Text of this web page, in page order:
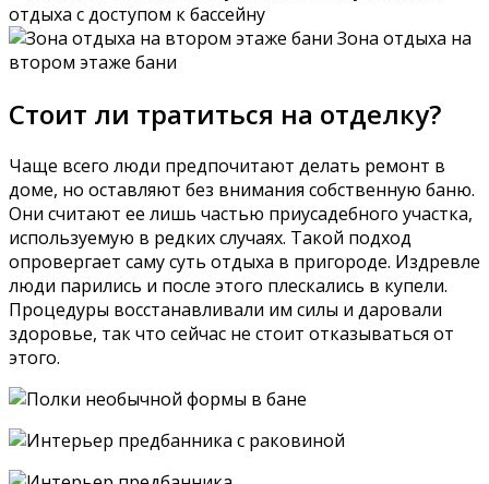
отдыха с доступом к бассейну
Зона отдыха на
втором этаже бани
Стоит ли тратиться на отделку?
Чаще всего люди предпочитают делать ремонт в
доме, но оставляют без внимания собственную баню.
Они считают ее лишь частью приусадебного участка,
используемую в редких случаях. Такой подход
опровергает саму суть отдыха в пригороде. Издревле
люди парились и после этого плескались в купели.
Процедуры восстанавливали им силы и даровали
здоровье, так что сейчас не стоит отказываться от
этого.